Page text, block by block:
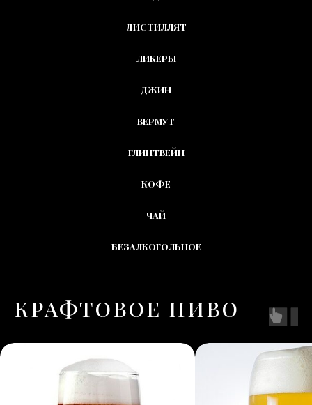
ДИСТИЛЛЯТ
ЛИКЕРЫ
ДЖИН
ВЕРМУТ
ГЛИНТВЕЙН
КОФЕ
ЧАЙ
БЕЗАЛКОГОЛЬНОЕ
КРАФТОВОЕ ПИВО